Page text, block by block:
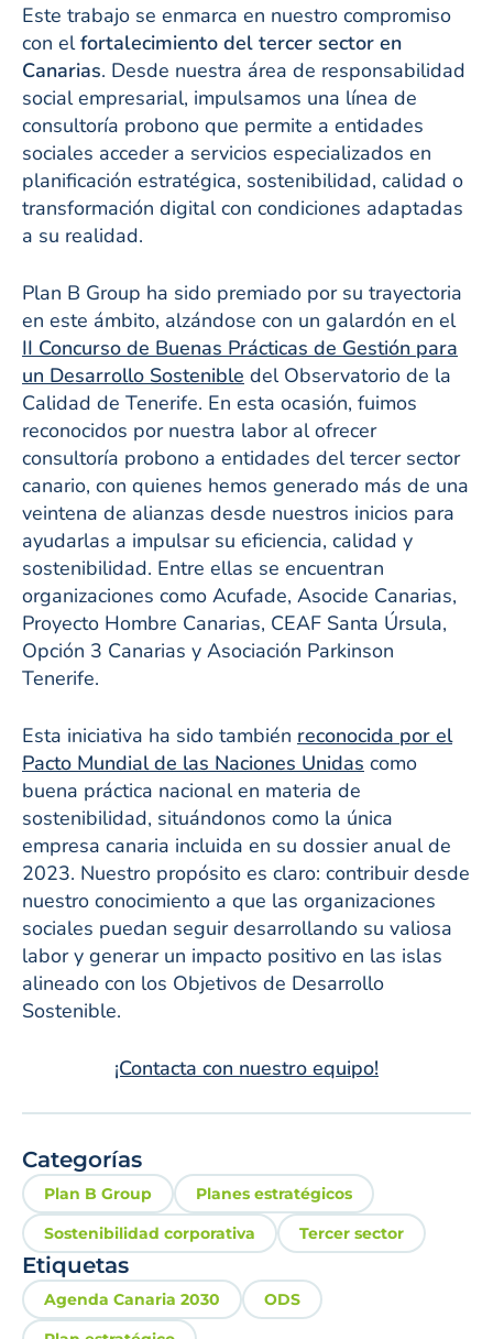
Este trabajo se enmarca en nuestro compromiso
con elfortalecimiento del tercer sector en
Canarias. Desde nuestra área de responsabilidad
social empresarial, impulsamos una línea de
consultoría probono que permite a entidades
sociales acceder a servicios especializados en
planificación estratégica, sostenibilidad, calidad o
transformación digital con condiciones adaptadas
a su realidad.
Plan B Group ha sido premiado por su trayectoria
en este ámbito, alzándose con un galardón en el
II Concurso de Buenas Prácticas de Gestión para
un Desarrollo Sostenible del Observatorio de la
Calidad de Tenerife. En esta ocasión, fuimos
reconocidos por nuestra labor al ofrecer
consultoría probono a entidades del tercer sector
canario, con quienes hemos generado más de una
veintena de alianzas desde nuestros inicios para
ayudarlas a impulsar su eficiencia, calidad y
sostenibilidad. Entre ellas se encuentran
organizaciones como Acufade, Asocide Canarias,
Proyecto Hombre Canarias, CEAF Santa Úrsula,
Opción 3 Canarias y Asociación Parkinson
Tenerife.
Esta iniciativa ha sido también reconocida por el
Pacto Mundial de las Naciones Unidas como
buena práctica nacional en materia de
sostenibilidad, situándonos como la única
empresa canaria incluida en su dossier anual de
2023. Nuestro propósito es claro: contribuir desde
nuestro conocimiento a que las organizaciones
sociales puedan seguir desarrollando su valiosa
labor y generar un impacto positivo en las islas
alineado con los Objetivos de Desarrollo
Sostenible.
¡Contacta con nuestro equipo!
Categorías
Plan B Group
Planes estratégicos
Sostenibilidad corporativa
Tercer sector
Etiquetas
Agenda Canaria 2030
ODS